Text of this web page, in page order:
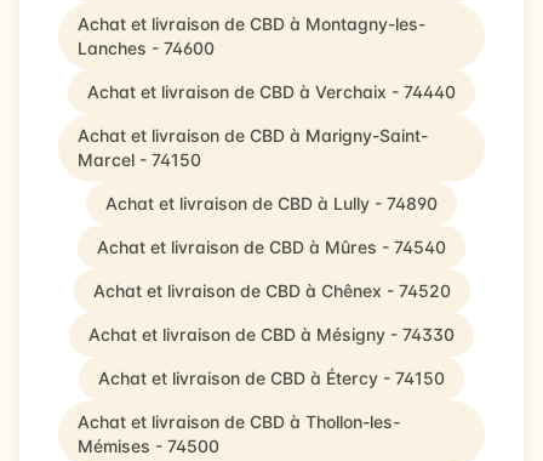
Achat et livraison de CBD à Montagny-les-
Lanches - 74600
Achat et livraison de CBD à Verchaix - 74440
Achat et livraison de CBD à Marigny-Saint-
Marcel - 74150
Achat et livraison de CBD à Lully - 74890
Achat et livraison de CBD à Mûres - 74540
Achat et livraison de CBD à Chênex - 74520
Achat et livraison de CBD à Mésigny - 74330
Achat et livraison de CBD à Étercy - 74150
Achat et livraison de CBD à Thollon-les-
Mémises - 74500